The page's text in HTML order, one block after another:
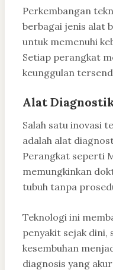
Perkembangan
berbagai jenis alat
untuk memenuhi
Setiap perangkat
keunggulan
Alat
Salah satu inovasi
adalah alat
Perangkat seperti
memungkinkan
tubuh tanpa
Teknologi ini
penyakit sejak dini,
kesembuhan
diagnosis yang